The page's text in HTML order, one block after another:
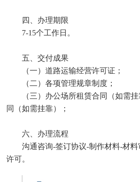
四、办理期限
7-15个工作日。
五、交付成果
（一）道路运输经营许可证；
（二）各项管理规章制度；
（三）办公场所租赁合同（如需
同（如需挂靠）；
六、办理流程
沟通咨询-签订协议-制作材料-材
许可。